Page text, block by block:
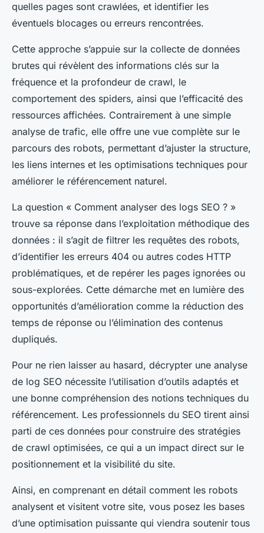
quelles pages sont crawlées, et identifier les
éventuels blocages ou erreurs rencontrées.
Cette approche s’appuie sur la collecte de données
brutes qui révèlent des informations clés sur la
fréquence et la profondeur de crawl, le
comportement des spiders, ainsi que l’efficacité des
ressources affichées. Contrairement à une simple
analyse de trafic, elle offre une vue complète sur le
parcours des robots, permettant d’ajuster la structure,
les liens internes et les optimisations techniques pour
améliorer le référencement naturel.
La question « Comment analyser des logs SEO ? »
trouve sa réponse dans l’exploitation méthodique des
données : il s’agit de filtrer les requêtes des robots,
d’identifier les erreurs 404 ou autres codes HTTP
problématiques, et de repérer les pages ignorées ou
sous-explorées. Cette démarche met en lumière des
opportunités d’amélioration comme la réduction des
temps de réponse ou l’élimination des contenus
dupliqués.
Pour ne rien laisser au hasard, décrypter une analyse
de log SEO nécessite l’utilisation d’outils adaptés et
une bonne compréhension des notions techniques du
référencement. Les professionnels du SEO tirent ainsi
parti de ces données pour construire des stratégies
de crawl optimisées, ce qui a un impact direct sur le
positionnement et la visibilité du site.
Ainsi, en comprenant en détail comment les robots
analysent et visitent votre site, vous posez les bases
d’une optimisation puissante qui viendra soutenir tous